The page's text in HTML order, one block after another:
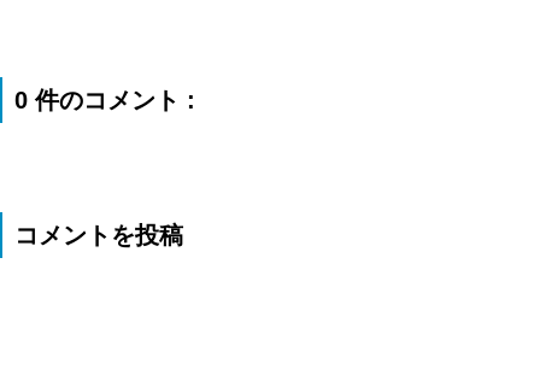
0 件のコメント :
コメントを投稿